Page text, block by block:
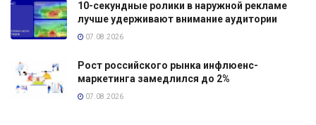
10-секундные ролики в наружной рекламе
лучше удерживают внимание аудитории
07.08.2026
Рост российского рынка инфлюенс-
маркетинга замедлился до 2%
07.08.2026